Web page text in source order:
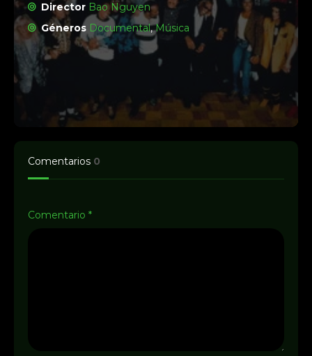
Director Bao Nguyen
Géneros Documental,Música
Comentarios 0
Comentario *